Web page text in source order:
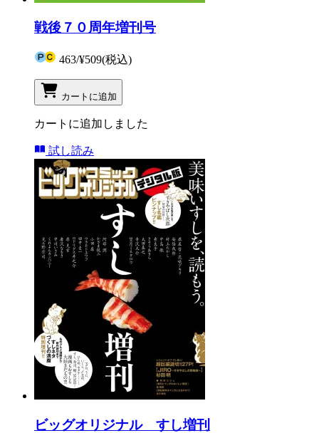
戦後７０周年増刊号
463/¥509(税込)
カートに追加
カートに追加しました
試し読み
ビッグオリジナル すし増刊